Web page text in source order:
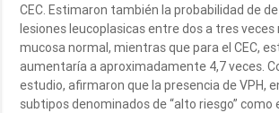
CEC. Estimaron también la probabilidad de
lesiones leucoplasicas entre dos a tres veces
mucosa normal, mientras que para el CEC,
aumentaría a aproximadamente 4,7 veces.
estudio, afirmaron que la presencia de VPH,
subtipos denominados de “alto riesgo” como